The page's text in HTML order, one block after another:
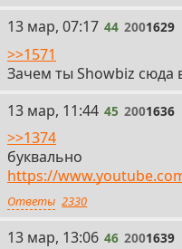
44
13 мар, 07:17 44 2001629
>>1571
Зачем ты Showbiz сюда
45
13 мар, 11:44 45 2001636
>>1374
буквально
https://
Ответы 2330
46
13 мар, 13:06 46 2001639